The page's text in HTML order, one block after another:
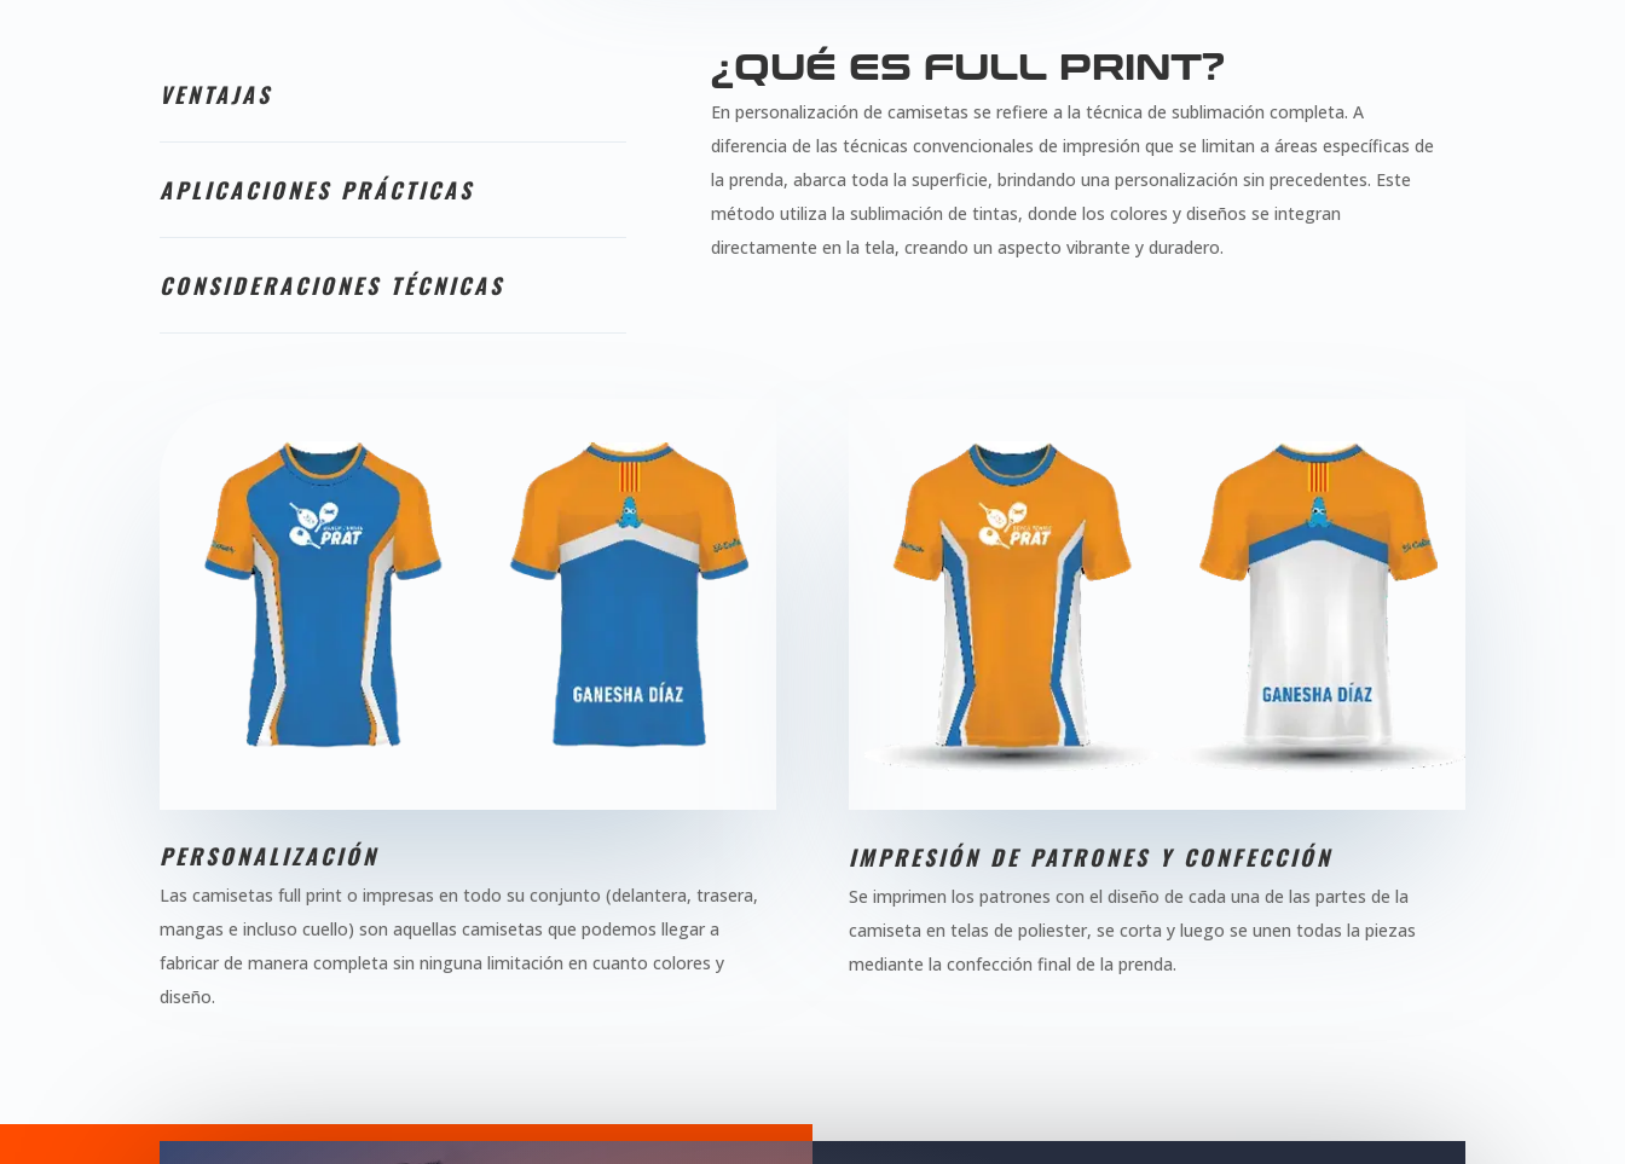
VENTAJAS
APLICACIONES PRÁCTICAS
CONSIDERACIONES TÉCNICAS
¿QUÉ ES FULL PRINT?
En personalización de camisetas se refiere a la técnica de sublimación completa. A
diferencia de las técnicas convencionales de impresión que se limitan a áreas específicas de
la prenda, abarca toda la superficie, brindando una personalización sin precedentes. Este
método utiliza la sublimación de tintas, donde los colores y diseños se integran
directamente en la tela, creando un aspecto vibrante y duradero.
PERSONALIZACIÓN
Las camisetas full print o impresas en todo su conjunto (delantera, trasera,
mangas e incluso cuello) son aquellas camisetas que podemos llegar a
fabricar de manera completa sin ninguna limitación en cuanto colores y
diseño.
IMPRESIÓN DE PATRONES Y CONFECCIÓN
Se imprimen los patrones con el diseño de cada una de las partes de la
camiseta en telas de poliester, se corta y luego se unen todas la piezas
mediante la confección final de la prenda.